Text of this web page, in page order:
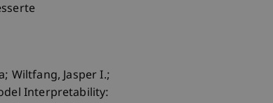
Wiltfang, Jasper I.;
Interpretability: